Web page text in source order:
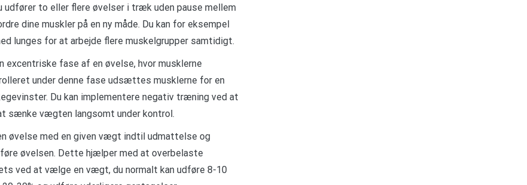
to eller flere øvelser i træk uden pause mellem
dine muskler på en ny måde. Du kan for eksempel
lunges for at arbejde flere muskelgrupper samtidigt.
fase af en øvelse, hvor musklerne
under denne fase udsættes musklerne for en
Du kan implementere negativ træning ved at
sænke vægten langsomt under kontrol.
øvelse med en given vægt indtil udmattelse og
øvelsen. Dette hjælper med at overbelaste
ved at vælge en vægt, du normalt kan udføre 8-10